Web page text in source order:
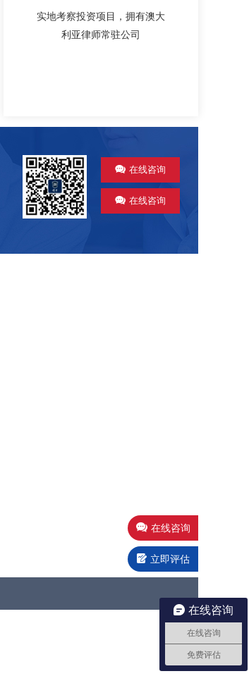
实地考察投资项目，拥有澳大
利亚律师常驻公司
在线咨询
在线咨询
在线咨询
立即评估
在线咨询
在线咨询
免费评估